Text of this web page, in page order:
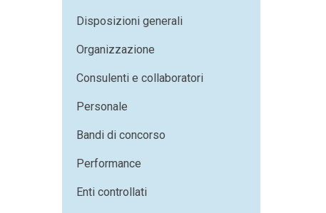
Disposizioni generali
Organizzazione
Consulenti e collaboratori
Personale
Bandi di concorso
Performance
Enti controllati